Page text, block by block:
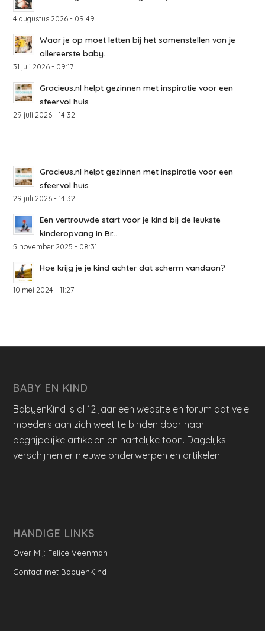
4 augustus 2026 - 09:49
Waar je op moet letten bij het samenstellen van je
allereerste baby...
31 juli 2026 - 09:17
Gracieus.nl helpt gezinnen met inspiratie voor een
sfeervol huis
29 juli 2026 - 14:32
Gracieus.nl helpt gezinnen met inspiratie voor een
sfeervol huis
29 juli 2026 - 14:32
Een vertrouwde start voor je kind bij de leukste
kinderopvang in Br...
5 november 2025 - 08:31
Hoe krijg je je kind achter dat scherm vandaan?
10 mei 2024 - 11:27
BABY EN KIND
BabyenKind is al 12 jaar een website en forum dat vele
moeders aan zich weet te binden door haar
begrijpelijke artikelen en hartelijke toon. Dagelijks
verschijnen er nieuwe onderwerpen en artikelen.
HANDIGE LINKS
Over Mij: Felice Veenman
Contact met BabyenKind